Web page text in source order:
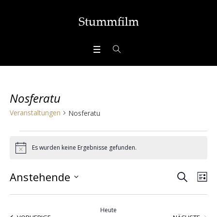
Nosferatu
Veranstaltungen Nosferatu
Veranstaltungen
HinweisEs wurden keine Ergebnisse gefunden.
Suche
SUCHE
Anstehende
Heute